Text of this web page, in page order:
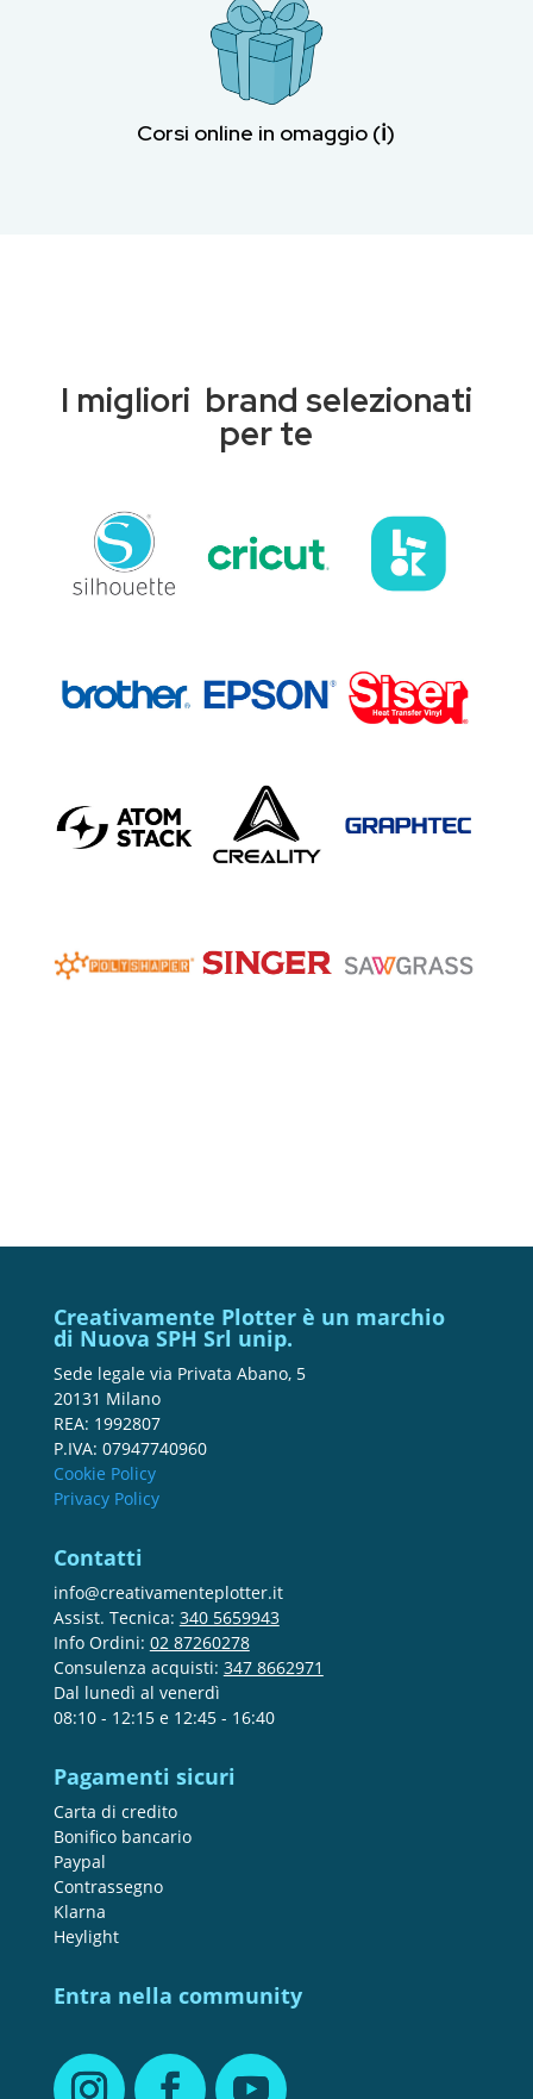
Corsi online in omaggio (ℹ︎)
I migliori brand selezionati
per te
Creativamente Plotter è un marchio
di Nuova SPH Srl unip.
Sede legale via Privata Abano, 5
20131 Milano
REA: 1992807
P.IVA: 07947740960
Cookie Policy
Privacy Policy
Contatti
info@creativamenteplotter.it
Assist. Tecnica: 340 5659943
Info Ordini: 02 87260278
Consulenza acquisti: 347 8662971
Dal lunedì al venerdì
08:10 - 12:15 e 12:45 - 16:40
Pagamenti sicuri
Carta di credito
Bonifico bancario
Paypal
Contrassegno
Klarna
Heylight
Entra nella community